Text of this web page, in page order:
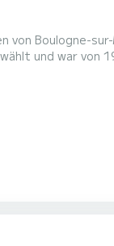
von Boulogne-
und war von
ist er auch